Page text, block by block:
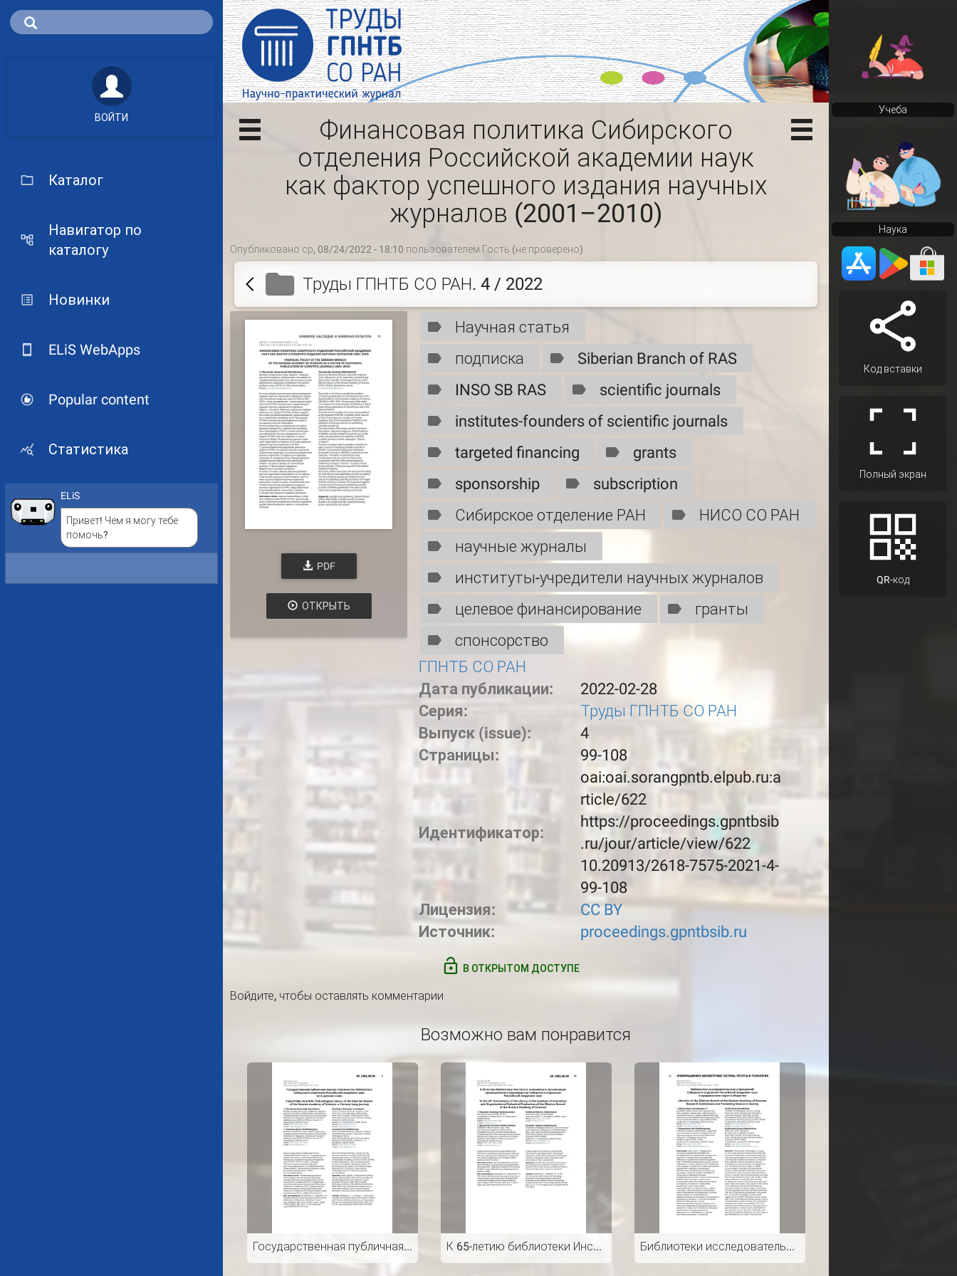
ВОЙТИ
Каталог
Навигатор по
каталогу
Новинки
ELiS WebApps
Popular content
Статистика
ELiS
Привет! Чем я могу тебе
помочь?
Финансовая политика Сибирского
отделения Российской академии наук
как фактор успешного издания научных
журналов (2001–2010)
Опубликовано ср, 08/24/2022 - 18:10 пользователем Гость (не проверено)
Труды ГПНТБ СО РАН. 4 / 2022
PDF
ОТКРЫТЬ
Научная статья
подписка
Siberian Branch of RAS
INSO SB RAS
scientific journals
institutes-founders of scientific journals
targeted financing
grants
sponsorship
subscription
Сибирское отделение РАН
НИСО СО РАН
научные журналы
институты-учредители научных журналов
целевое финансирование
гранты
спонсорство
ГПНТБ СО РАН
Дата публикации:
2022-02-28
Серия:
Труды ГПНТБ СО РАН
Выпуск (issue):
4
Страницы:
99-108
Идентификатор:
oai:oai.sorangpntb.elpub.ru:a
rticle/622
https://proceedings.gpntbsib
.ru/jour/article/view/622
10.20913/2618-7575-2021-4-
99-108
Лицензия:
CC BY
Источник:
proceedings.gpntbsib.ru
В ОТКРЫТОМ ДОСТУПЕ
Войдите, чтобы оставлять комментарии
Возможно вам понравится
Государственная публичная научно-техническая библиотека Сибирского отделения Российской академии наук: путь длиною в век К 65-летию библиотеки Института экономики и организации промышленного производства Сибирского отделения Российской академии наук Библиотеки исследовательских учреждений Сибирского отделения Российской академии наук и продвижение науки в общество
Учеба
Наука
Код вставки
Полный экран
QR-код